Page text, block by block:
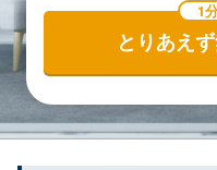
1
とりあえ